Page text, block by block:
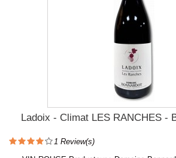
Ladoix - Climat LES RANCHES -
1 Review(s)